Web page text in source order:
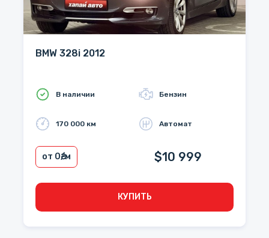
BMW 328i 2012
В наличии Бензин
170 000 км Автомат
от 0₴/м $10 999
КУПИТЬ